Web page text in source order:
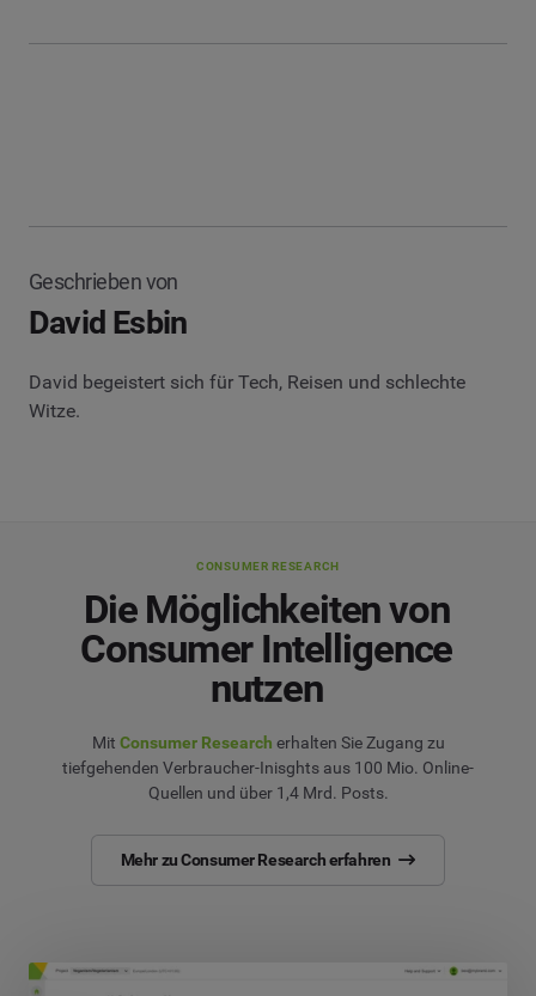
Geschrieben von
David Esbin
David begeistert sich für Tech, Reisen und schlechte
Witze.
CONSUMER RESEARCH
Die Möglichkeiten von
Consumer Intelligence
nutzen
Mit Consumer Research erhalten Sie Zugang zu
tiefgehenden Verbraucher-Inisghts aus 100 Mio. Online-
Quellen und über 1,4 Mrd. Posts.
Mehr zu Consumer Research erfahren